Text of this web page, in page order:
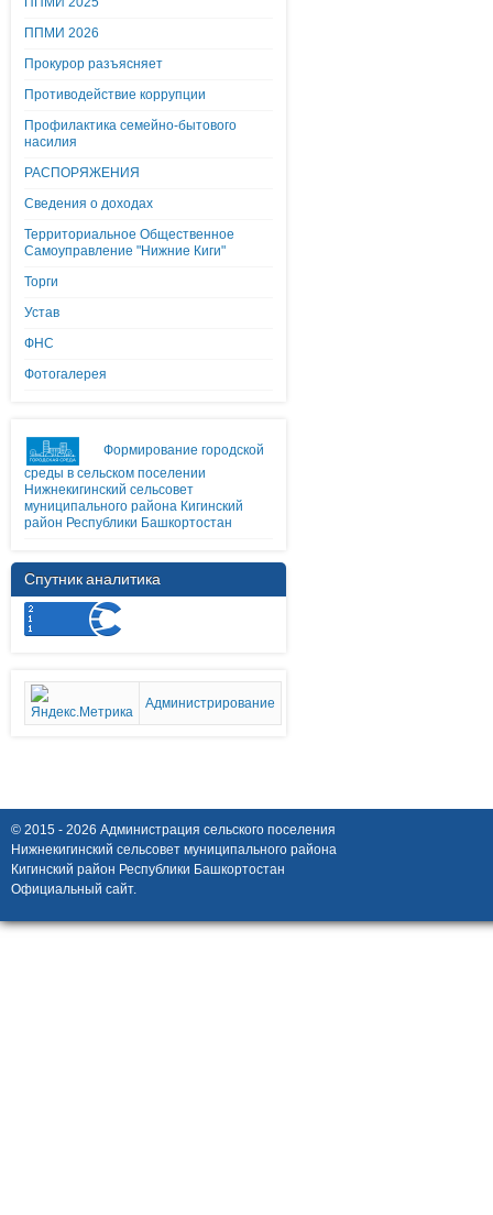
ППМИ 2026
Прокурор разъясняет
Противодействие коррупции
Профилактика семейно-бытового
насилия
РАСПОРЯЖЕНИЯ
Сведения о доходах
Территориальное Общественное
Самоуправление "Нижние Киги"
Торги
Устав
ФНС
Фотогалерея
Формирование городской
среды в сельском поселении
Нижнекигинский сельсовет
муниципального района Кигинский
район Республики Башкортостан
Спутник аналитика
Администрирование
© 2015 - 2026 Администрация сельского поселения
Нижнекигинский сельсовет муниципального района
Кигинский район Республики Башкортостан
Официальный сайт.